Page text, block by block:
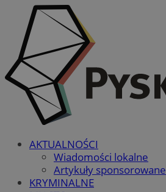
AKTUALNOŚCI
Wiadomości lokalne
Artykuły sponsorowane
KRYMINALNE